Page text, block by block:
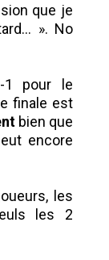
que je
». No
1 pour le
finale est
bien que
encore
les
les 2